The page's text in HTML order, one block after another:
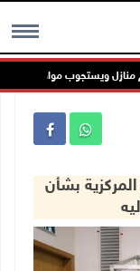
MENUويستجوب مواطنين
بشأن